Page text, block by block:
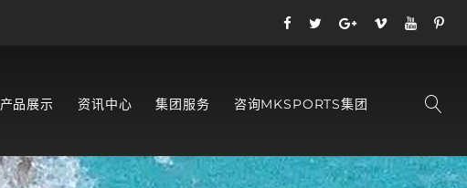
产品展示 资讯中心 集团服务 咨询MKSPORTS集团